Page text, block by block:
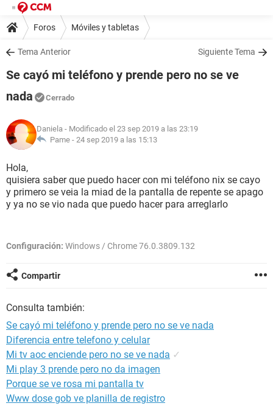
Foros Móviles y tabletas
Tema Anterior Siguiente Tema
Se cayó mi teléfono y prende pero no se ve
nada
Cerrado
Daniela - Modificado el 23 sep 2019 a las 23:19
Pame - 24 sep 2019 a las 15:13
Hola,
quisiera saber que puedo hacer con mi teléfono nix se cayo
y primero se veia la miad de la pantalla de repente se apago
y ya no se vio nada que puedo hacer para arreglarlo
Configuración: Windows / Chrome 76.0.3809.132
Compartir
Consulta también:
Se cayó mi teléfono y prende pero no se ve nada
Diferencia entre telefono y celular
Mi tv aoc enciende pero no se ve nada ✓
Mi play 3 prende pero no da imagen
Porque se ve rosa mi pantalla tv
Www dose gob ve planilla de registro